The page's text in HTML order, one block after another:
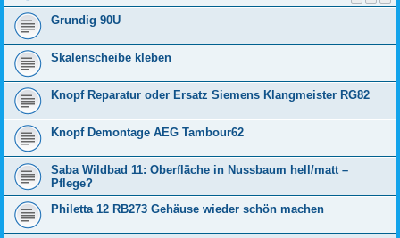
Grundig 90U
Skalenscheibe kleben
Knopf Reparatur oder Ersatz Siemens Klangmeister RG82
Knopf Demontage AEG Tambour62
Saba Wildbad 11: Oberfläche in Nussbaum hell/matt –
Pflege?
Philetta 12 RB273 Gehäuse wieder schön machen